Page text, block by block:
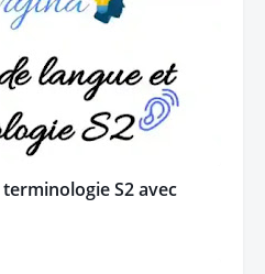
S2 avec